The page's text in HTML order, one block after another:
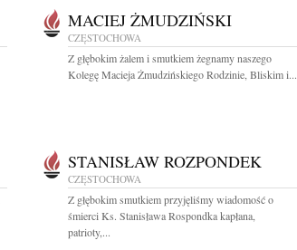
MACIEJ ŻMUDZIŃSKI
CZĘSTOCHOWA
Z głębokim żalem i smutkiem żegnamy naszego
Kolegę Macieja Żmudzińskiego Rodzinie, Bliskim i...
STANISŁAW ROZPONDEK
CZĘSTOCHOWA
Z głębokim smutkiem przyjęliśmy wiadomość o
śmierci Ks. Stanisława Rospondka kapłana,
patrioty,...